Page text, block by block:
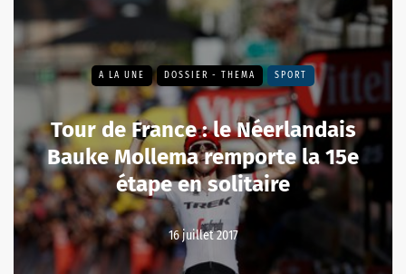
A LA UNE DOSSIER - THEMA SPORT
Tour de France : le Néerlandais
Bauke Mollema remporte la 15e
étape en solitaire
16 juillet 2017